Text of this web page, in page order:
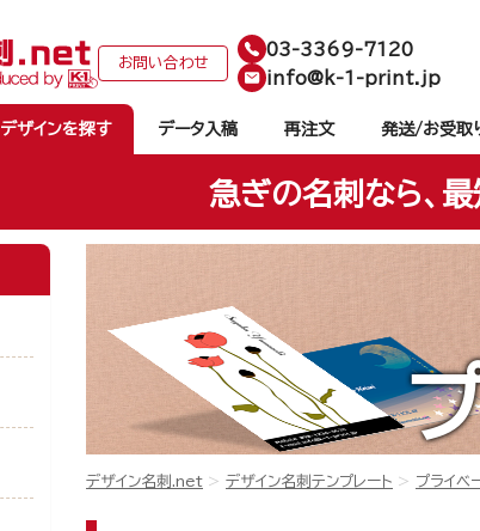
お問い合わせ
03-3369-7120
info@k-1-print.jp
デザインを探す データ入稿 再注文 発送/お受取
急ぎの名刺なら、
デザイン名刺.net デザイン名刺テンプレート プライベ